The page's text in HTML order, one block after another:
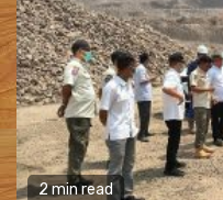
2 min read